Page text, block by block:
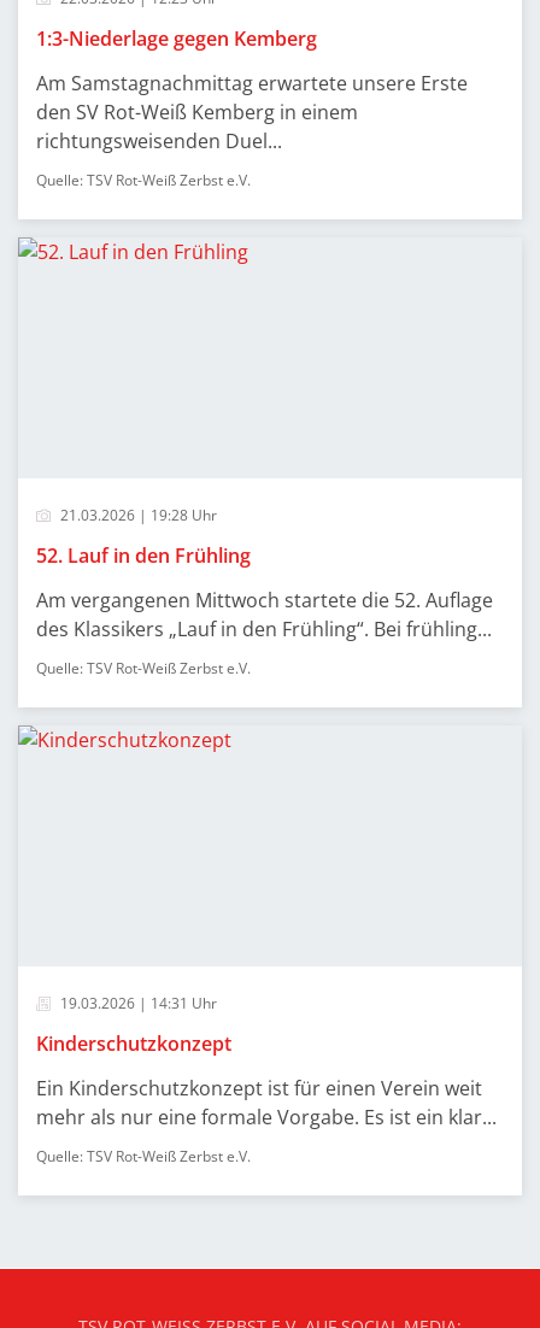
1:3-Niederlage gegen Kemberg
Am Samstagnachmittag erwartete unsere Erste
den SV Rot-Weiß Kemberg in einem
richtungsweisenden Duel...
Quelle: TSV Rot-Weiß Zerbst e.V.
21.03.2026 | 19:28 Uhr
52. Lauf in den Frühling
Am vergangenen Mittwoch startete die 52. Auflage
des Klassikers „Lauf in den Frühling“. Bei frühling...
Quelle: TSV Rot-Weiß Zerbst e.V.
19.03.2026 | 14:31 Uhr
Kinderschutzkonzept
Ein Kinderschutzkonzept ist für einen Verein weit
mehr als nur eine formale Vorgabe. Es ist ein klar...
Quelle: TSV Rot-Weiß Zerbst e.V.